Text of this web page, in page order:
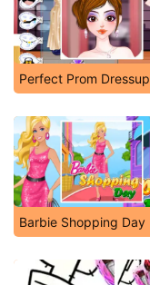
Perfect Prom Dressup
Barbie Shopping Day